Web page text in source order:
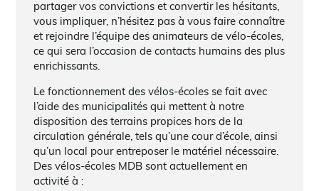
partager vos convictions et convertir les hésitants,
vous impliquer, n’hésitez pas à vous faire connaître
et rejoindre l’équipe des animateurs de vélo-écoles,
ce qui sera l’occasion de contacts humains des plus
enrichissants.
Le fonctionnement des vélos-écoles se fait avec
l’aide des municipalités qui mettent à notre
disposition des terrains propices hors de la
circulation générale, tels qu’une cour d’école, ainsi
qu’un local pour entreposer le matériel nécessaire.
Des vélos-écoles MDB sont actuellement en
activité à :